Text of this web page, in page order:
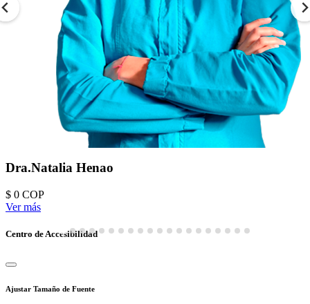
Dra.Natalia Henao
$ 0 COP
Ver más
Centro de Accesibilidad
Ajustar Tamaño de Fuente